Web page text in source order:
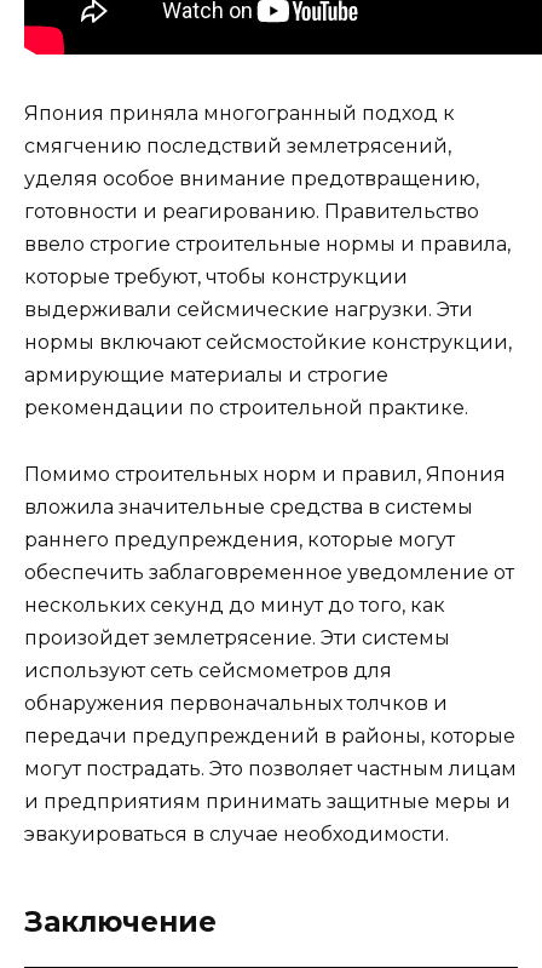
Япония приняла многогранный подход к
смягчению последствий землетрясений,
уделяя особое внимание предотвращению,
готовности и реагированию. Правительство
ввело строгие строительные нормы и правила,
которые требуют, чтобы конструкции
выдерживали сейсмические нагрузки. Эти
нормы включают сейсмостойкие конструкции,
армирующие материалы и строгие
рекомендации по строительной практике.
Помимо строительных норм и правил, Япония
вложила значительные средства в системы
раннего предупреждения, которые могут
обеспечить заблаговременное уведомление от
нескольких секунд до минут до того, как
произойдет землетрясение. Эти системы
используют сеть сейсмометров для
обнаружения первоначальных толчков и
передачи предупреждений в районы, которые
могут пострадать. Это позволяет частным лицам
и предприятиям принимать защитные меры и
эвакуироваться в случае необходимости.
Заключение